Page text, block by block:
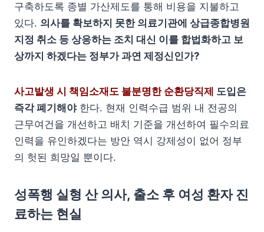
구축하도록 종별 가산제도를 통해 비용을 지불하고
있다. 의사를 확보하지 못한 의료기관에 상급종합병원
지정 취소 등 상응하는 조치 대신 이를 합법화하고 보
상까지 하겠다는 정부가 과연 제정신인가?
사고발생 시 책임소재도 불분명한 순환당직제 도입은
즉각 폐기해야한다. 현재 인력수급 범위 내 전공의
근무여건을 개선하고 배치 기준을 개선하여 필수의료
인력을 유인하겠다는 방안 역시 강제성이 없어 정부
의 헛된 희망일 뿐이다.
성폭행 실형 산 의사, 출소 후 여성 환자 진
료하는 현실